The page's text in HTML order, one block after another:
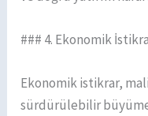
### 4. Ekonomik
Ekonomik istikrar,
sürdürülebilir